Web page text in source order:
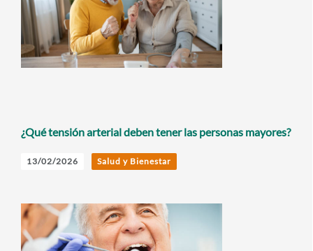
¿Qué tensión arterial deben tener las personas mayores?
13/02/2026 Salud y Bienestar